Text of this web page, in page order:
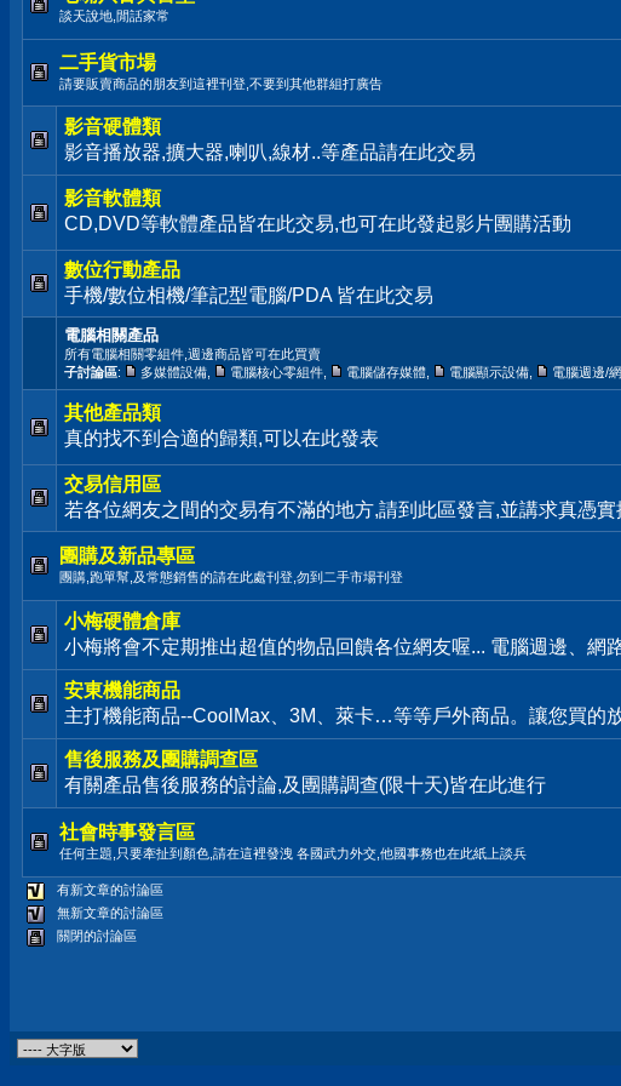
談天說地,閒話家常
二手貨市場
請要販賣商品的朋友到這裡刊登,不要到其他群組打廣告
影音硬體類
影音播放器,擴大器,喇叭,線材..等產品請在此交易
影音軟體類
CD,DVD等軟體產品皆在此交易,也可在此發起影片團購活動
數位行動產品
手機/數位相機/筆記型電腦/PDA 皆在此交易
電腦相關產品
所有電腦相關零組件,週邊商品皆可在此買賣
子討論區: 多媒體設備 電腦核心零組件 電腦儲存媒體 電腦顯示設備 電腦週邊/
其他產品類
真的找不到合適的歸類,可以在此發表
交易信用區
若各位網友之間的交易有不滿的地方,請到此區發言,並講求真憑
團購及新品專區
團購,跑單幫,及常態銷售的請在此處刊登,勿到二手市場刊登
小梅硬體倉庫
小梅將會不定期推出超值的物品回饋各位網友喔... 電腦週邊、網
安東機能商品
主打機能商品--CoolMax、3M、萊卡…等等戶外商品。讓您買的
售後服務及團購調查區
有關產品售後服務的討論,及團購調查(限十天)皆在此進行
社會時事發言區
任何主題,只要牽扯到顏色,請在這裡發洩 各國武力外交,他國事務也在此紙上談兵
有新文章的討論區
無新文章的討論區
關閉的討論區